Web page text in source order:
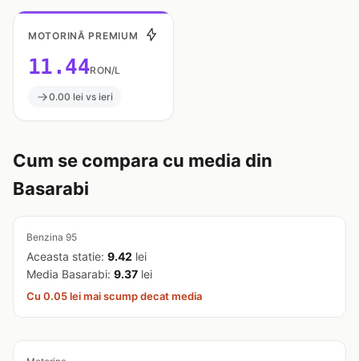
MOTORINĂ PREMIUM
11.44RON/L
0.00 lei vs ieri
Cum se compara cu media din
Basarabi
Benzina 95
Aceasta statie: 9.42 lei
Media Basarabi: 9.37 lei
Cu 0.05 lei mai scump decat media